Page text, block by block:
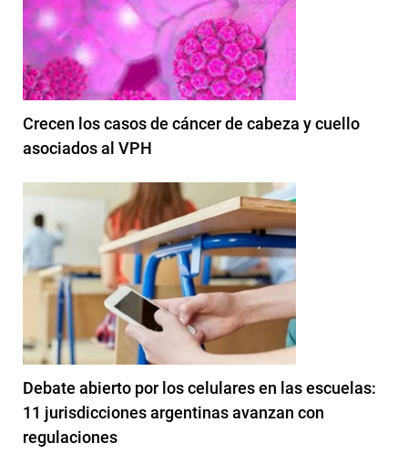
Crecen los casos de cáncer de cabeza y cuello
asociados al VPH
Debate abierto por los celulares en las escuelas:
11 jurisdicciones argentinas avanzan con
regulaciones